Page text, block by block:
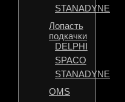
STANADYNE
Лопасть
подкачки
DELPHI
SPACO
STANADYNE
OMS